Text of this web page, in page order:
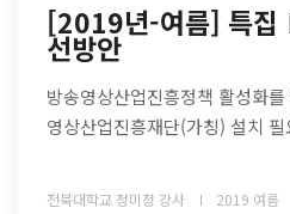
[2019년-여름] 특집
선방안
방송영상산업진흥정책 활성화
영상산업진흥재단(가칭) 설치
전북대학교 정미정 강사 2019 여름